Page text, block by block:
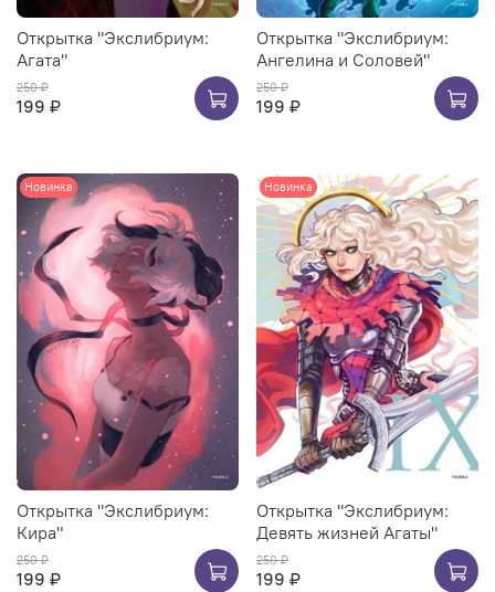
Открытка "Экслибриум:
Агата"
250 ₽
199 ₽
Открытка "Экслибриум:
Ангелина и Соловей"
250 ₽
199 ₽
Новинка
Открытка "Экслибриум:
Кира"
250 ₽
199 ₽
Новинка
Открытка "Экслибриум:
Девять жизней Агаты"
250 ₽
199 ₽